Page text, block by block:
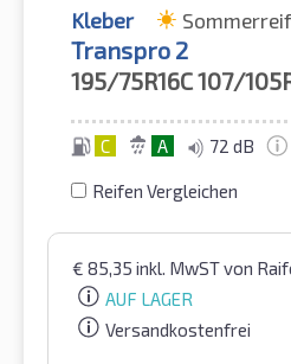
Kleber
Transpro 2
195/75R16C107/
C A 72 dB
Reifen Vergleichen
€ 85,35 inkl. MwSTvon
AUF LAGER
Versandkostenfrei